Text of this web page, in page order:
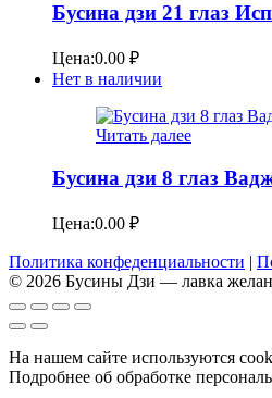
Бусина дзи 21 глаз
Цена:0.00 ₽
Нет в наличии
Читать далее
Бусина дзи 8 глаз
Цена:0.00 ₽
Политика конфеденциальности |
© 2026 Бусины Дзи — лавка
На нашем сайте используются
Подробнее об обработке